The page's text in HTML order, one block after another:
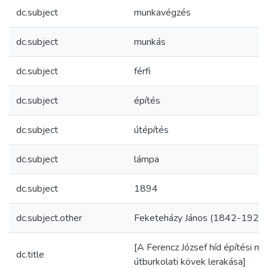
dc.subject munkavégzés
dc.subject munkás
dc.subject férfi
dc.subject építés
dc.subject útépítés
dc.subject lámpa
dc.subject 1894
dc.subject.other Feketeházy János (1842-1927)
dc.title
[A Ferencz József híd építési
útburkolati kövek lerakása]